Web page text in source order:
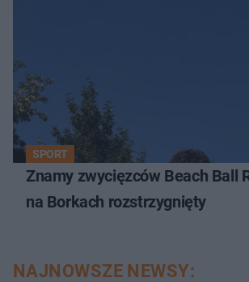
SPORT
Znamy zwycięzców Beach Ball
na Borkach rozstrzygnięty
NAJNOWSZE NEWSY: